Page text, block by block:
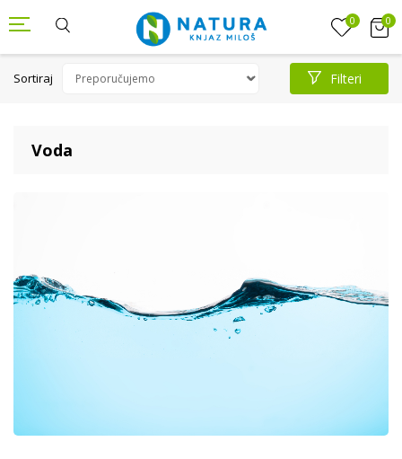
0 0
Voda
Sortiraj Filteri